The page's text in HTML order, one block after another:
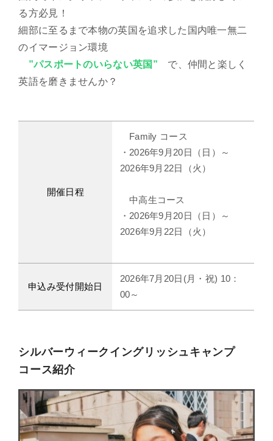
る方必見！
細部に至るまで本物の英国を追求した国内唯一無二
のイマージョン環境
”パスポートのいらない英国” で、仲間と楽しく
英語を磨きませんか？
開催日程
Family コース
・2026年9月20日（日）～
2026年9月22日（火）
中高生コース
・2026年9月20日（日）～
2026年9月22日（火）
申込み受付開始日
2026年7月20日(月・祝) 10：
00～
シルバーウィークイングリッシュキャンプ
コース紹介